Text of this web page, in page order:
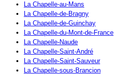
La Chapelle-au-Mans
La Chapelle-de-Bragny
La Chapelle-de-Guinchay
La Chapelle-du-Mont-de-France
La Chapelle-Naude
La Chapelle-Saint-André
La Chapelle-Saint-Sauveur
La Chapelle-sous-Brancion